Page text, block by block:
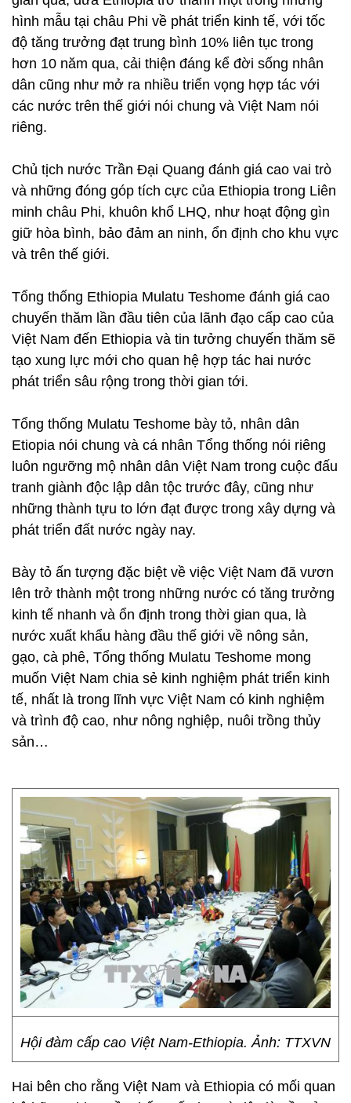
hình mẫu tại châu Phi về phát triển kinh tế, với tốc
độ tăng trưởng đạt trung bình 10% liên tục trong
hơn 10 năm qua, cải thiện đáng kể đời sống nhân
dân cũng như mở ra nhiều triển vọng hợp tác với
các nước trên thế giới nói chung và Việt Nam nói
riêng.
Chủ tịch nước Trần Đại Quang đánh giá cao vai trò
và những đóng góp tích cực của Ethiopia trong Liên
minh châu Phi, khuôn khổ LHQ, như hoạt động gìn
giữ hòa bình, bảo đảm an ninh, ổn định cho khu vực
và trên thế giới.
Tổng thống Ethiopia Mulatu Teshome đánh giá cao
chuyến thăm lần đầu tiên của lãnh đạo cấp cao của
Việt Nam đến Ethiopia và tin tưởng chuyến thăm sẽ
tạo xung lực mới cho quan hệ hợp tác hai nước
phát triển sâu rộng trong thời gian tới.
Tổng thống Mulatu Teshome bày tỏ, nhân dân
Etiopia nói chung và cá nhân Tổng thống nói riêng
luôn ngưỡng mộ nhân dân Việt Nam trong cuộc đấu
tranh giành độc lập dân tộc trước đây, cũng như
những thành tựu to lớn đạt được trong xây dựng và
phát triển đất nước ngày nay.
Bày tỏ ấn tượng đặc biệt về việc Việt Nam đã vươn
lên trở thành một trong những nước có tăng trưởng
kinh tế nhanh và ổn định trong thời gian qua, là
nước xuất khẩu hàng đầu thế giới về nông sản,
gạo, cà phê, Tổng thống Mulatu Teshome mong
muốn Việt Nam chia sẻ kinh nghiệm phát triển kinh
tế, nhất là trong lĩnh vực Việt Nam có kinh nghiệm
và trình độ cao, như nông nghiệp, nuôi trồng thủy
sản…
Hội đàm cấp cao Việt Nam-Ethiopia. Ảnh: TTXVN
Hai bên cho rằng Việt Nam và Ethiopia có mối quan